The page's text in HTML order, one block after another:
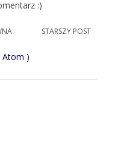
:)
STARSZY POST
Atom )